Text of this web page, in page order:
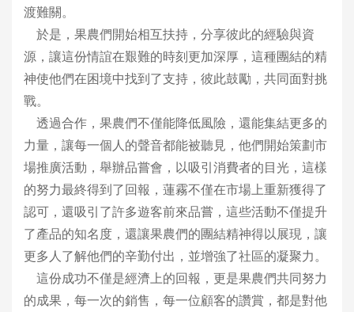
渡難關。
於是，果農們開始相互扶持，分享彼此的經驗與資
源，讓這份情誼在艱難的時刻更加深厚，這種團結的精
神使他們在困境中找到了支持，彼此鼓勵，共同面對挑
戰。
透過合作，果農們不僅能降低風險，還能集結更多的
力量，讓每一個人的聲音都能被聽見，他們開始策劃市
場推廣活動，舉辦品嘗會，以吸引消費者的目光，這樣
的努力最終得到了回報，蓮霧不僅在市場上重新獲得了
認可，還吸引了許多遊客前來品嘗，這些活動不僅提升
了產品的知名度，還讓果農們的團結精神得以展現，讓
更多人了解他們的辛勤付出，並增強了社區的凝聚力。
這份成功不僅是經濟上的回報，更是果農們共同努力
的成果，每一次的銷售，每一位顧客的讚賞，都是對他